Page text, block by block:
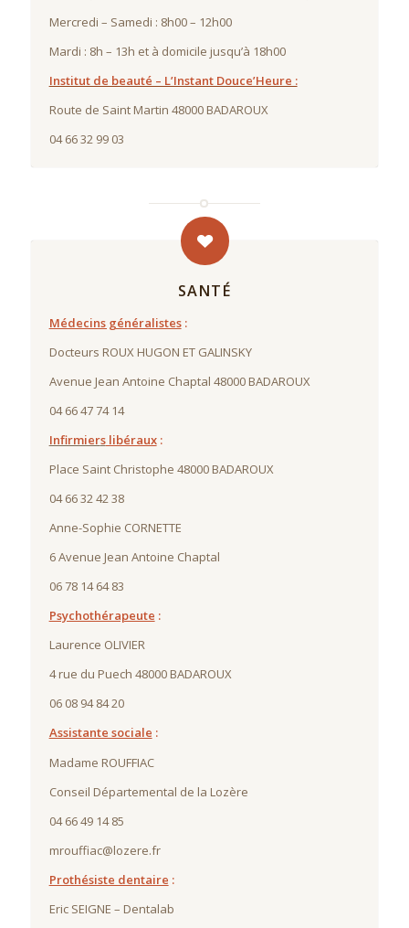
Mercredi – Samedi : 8h00 – 12h00
Mardi : 8h – 13h et à domicile jusqu’à 18h00
Institut de beauté – L’Instant Douce’Heure :
Route de Saint Martin 48000 BADAROUX
04 66 32 99 03
SANTÉ
Médecins généralistes:
Docteurs ROUX HUGON ET GALINSKY
Avenue Jean Antoine Chaptal 48000 BADAROUX
04 66 47 74 14
Infirmierslibéraux:
Place Saint Christophe 48000 BADAROUX
04 66 32 42 38
Anne-Sophie CORNETTE
6 Avenue Jean Antoine Chaptal
06 78 14 64 83
Psychothérapeute :
Laurence OLIVIER
4 rue du Puech 48000 BADAROUX
06 08 94 84 20
Assistante sociale :
Madame ROUFFIAC
Conseil Départemental de la Lozère
04 66 49 14 85
mrouffiac@lozere.fr
Prothésiste dentaire :
Eric SEIGNE – Dentalab